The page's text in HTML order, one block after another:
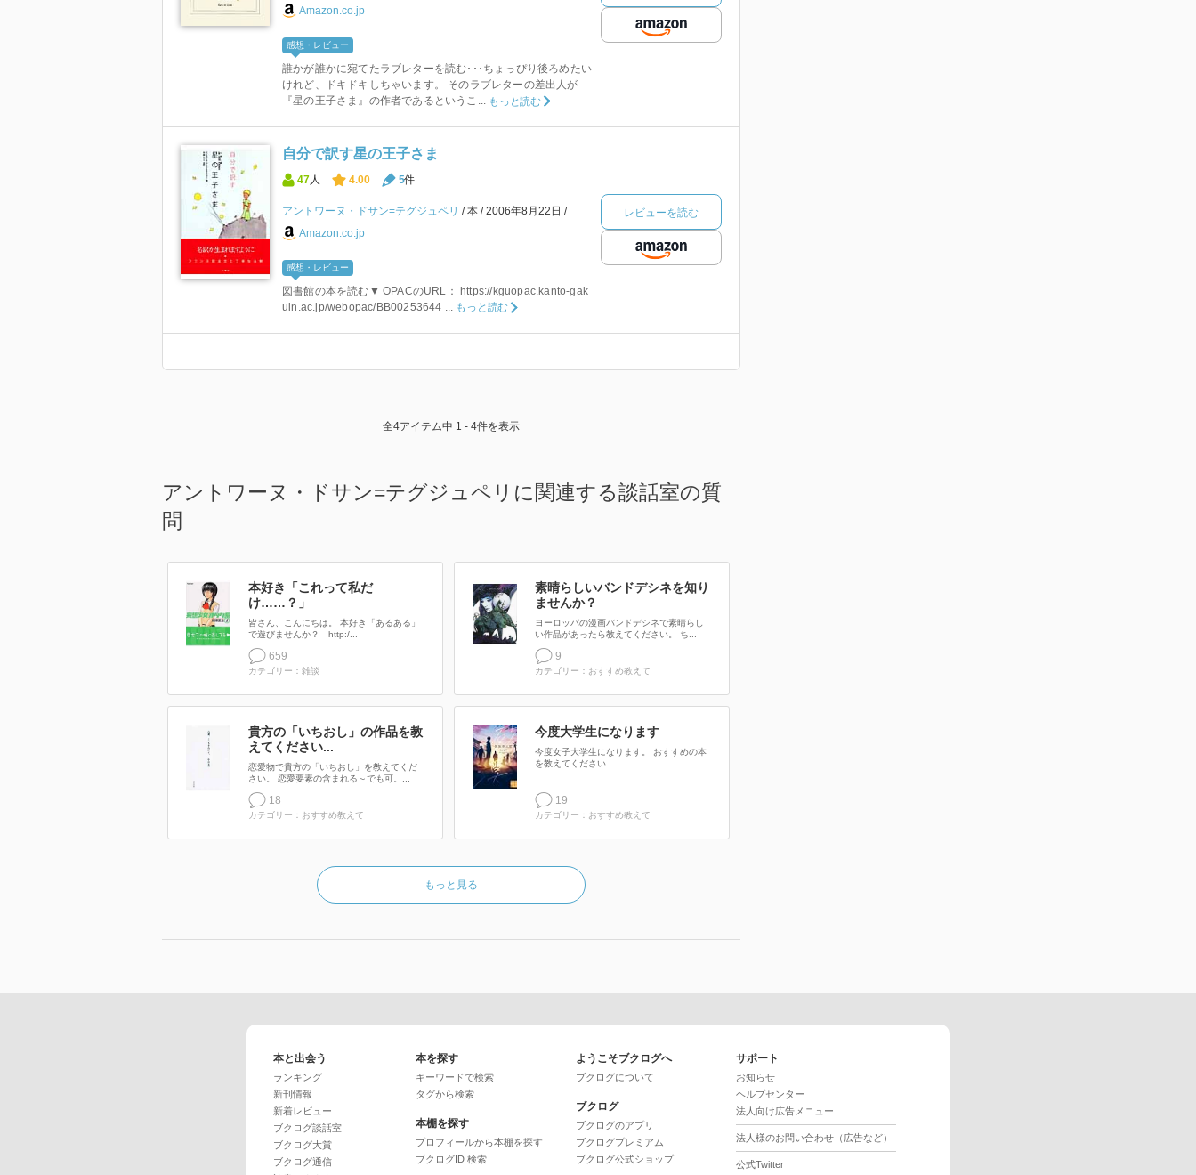
Amazon.co.jp
感想・レビュー
誰かが誰かに宛てたラブレターを読む･･･ちょっぴり後ろめたい
けれど、ドキドキしちゃいます。 そのラブレターの差出人が
『星の王子さま』の作者であるというこ... もっと読む
自分で訳す星の王子さま
47 人 4.00 5件
アントワーヌ・ドサン=テグジュペリ 本
2006年8月22日
Amazon.co.jp
感想・レビュー
図書館の本を読む▼ OPACのURL： https://kguopac.kanto-gak
uin.ac.jp/webopac/BB00253644 ...
もっと読む
レビューを読む
全4アイテム中 1 - 4件を表示
アントワーヌ・ドサン=テグジュペリに関連する談話室の質
問
本好き「これって私だ
け……？」
皆さん、こんにちは。 本好き「あるある」
で遊びませんか？ http:/...
659
カテゴリー：雑談
素晴らしいバンドデシネを知り
ませんか？
ヨーロッパの漫画バンドデシネで素晴らし
い作品があったら教えてください。 ち...
9
カテゴリー：おすすめ教えて
貴方の「いちおし」の作品を教
えてください...
恋愛物で貴方の「いちおし」を教えてくだ
さい。 恋愛要素の含まれる～でも可。...
18
カテゴリー：おすすめ教えて
今度大学生になります
今度女子大学生になります。 おすすめの本
を教えてください
19
カテゴリー：おすすめ教えて
もっと見る
本と出会う
ランキング
新刊情報
新着レビュー
ブクログ談話室
ブクログ大賞
ブクログ通信
本を探す
キーワードで検索
タグから検索
本棚を探す
プロフィールから本棚を探す
ブクログID 検索
ようこそブクログへ
ブクログについて
ブクログ
ブクログのアプリ
ブクログプレミアム
ブクログ公式ショップ
サポート
お知らせ
ヘルプセンター
法人向け広告メニュー
法人様のお問い合わせ（広告など）
公式Twitter